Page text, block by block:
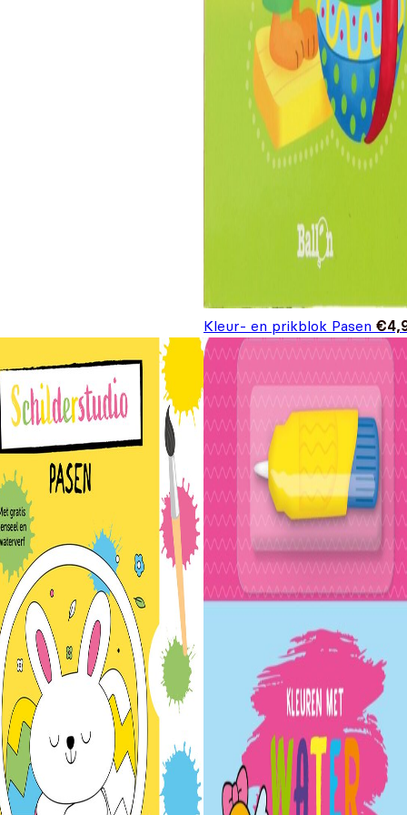
Kleur- en prikblok Pasen €